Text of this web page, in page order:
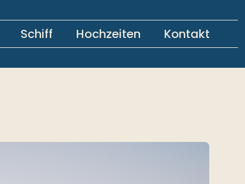
Schiff Hochzeiten Kontakt